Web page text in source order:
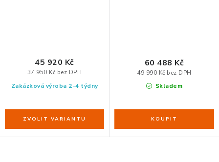
Zakázková výroba 2-4 týdny
37 950 Kč bez DPH
45 920 Kč
Skladem
49 990 Kč bez DPH
60 488 Kč